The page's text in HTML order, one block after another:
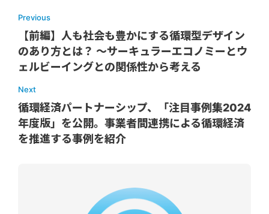
Previous
【前編】人も社会も豊かにする循環型デザイン
のあり方とは？ ～サーキュラーエコノミーとウ
ェルビーイングとの関係性から考える
Next
循環経済パートナーシップ、「注目事例集2024
年度版」を公開。事業者間連携による循環経済
を推進する事例を紹介